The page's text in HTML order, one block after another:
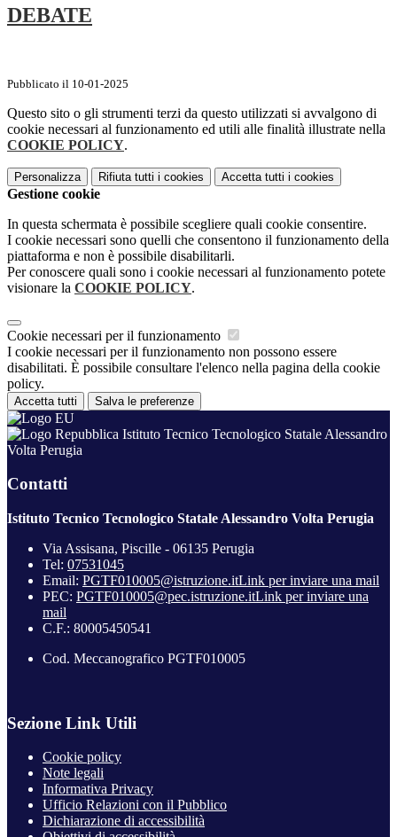
DEBATE
Pubblicato il 10-01-2025
Questo sito o gli strumenti terzi da questo utilizzati si avvalgono di
cookie necessari al funzionamento ed utili alle finalità illustrate nella
COOKIE POLICY.
Personalizza Rifiuta tutti i cookies Accetta tutti i cookies
Gestione cookie
In questa schermata è possibile scegliere quali cookie consentire.
I cookie necessari sono quelli che consentono il funzionamento della
piattaforma e non è possibile disabilitarli.
Per conoscere quali sono i cookie necessari al funzionamento potete
visionare la COOKIE POLICY.
Cookie necessari per il funzionamento
I cookie necessari per il funzionamento non possono essere
disabilitati. È possibile consultare l'elenco nella pagina della cookie
policy.
Accetta tutti Salva le preferenze
Istituto Tecnico Tecnologico Statale Alessandro
Volta Perugia
Contatti
Istituto Tecnico Tecnologico Statale Alessandro Volta Perugia
Via Assisana, Piscille - 06135 Perugia
Tel: 07531045
Email: PGTF010005@istruzione.itLink per inviare una mail
PEC: PGTF010005@pec.istruzione.itLink per inviare una
mail
C.F.: 80005450541
Cod. Meccanografico PGTF010005
Sezione Link Utili
Cookie policy
Note legali
Informativa Privacy
Ufficio Relazioni con il Pubblico
Dichiarazione di accessibilità